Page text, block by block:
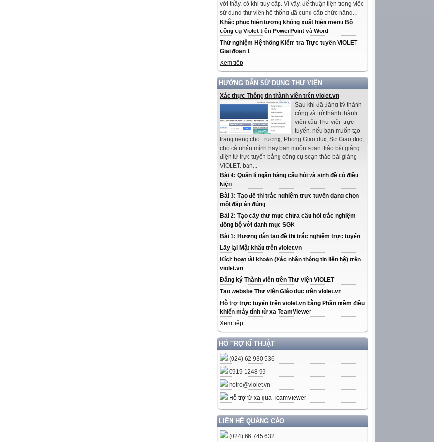
với thầy, cô khi truy cập. Vì vậy, để thuận tiện trong việc
sử dụng thư viện hệ thống đã cung cấp chức năng...
Khắc phục hiện tượng không xuất hiện menu Bộ
công cụ Violet trên PowerPoint và Word
Thử nghiệm Hệ thống Kiểm tra Trực tuyến ViOLET
Giai đoạn 1
Xem tiếp
HƯỚNG DẪN SỬ DỤNG THƯ VIỆN
Xác thực Thông tin thành viên trên violet.vn
Sau khi đã đăng ký thành
công và trở thành thành
viên của Thư viện trực
tuyến, nếu bạn muốn tạo
trang riêng cho Trường, Phòng Giáo dục, Sở Giáo dục,
cho cá nhân mình hay bạn muốn soạn thảo bài giảng
điện tử trực tuyến bằng công cụ soạn thảo bài giảng
ViOLET, bạn...
Bài 4: Quản lí ngân hàng câu hỏi và sinh đề có điều
kiện
Bài 3: Tạo đề thi trắc nghiệm trực tuyến dạng chọn
một đáp án đúng
Bài 2: Tạo cây thư mục chứa câu hỏi trắc nghiệm
đồng bộ với danh mục SGK
Bài 1: Hướng dẫn tạo đề thi trắc nghiệm trực tuyến
Lấy lại Mật khẩu trên violet.vn
Kích hoạt tài khoản (Xác nhận thông tin liên hệ) trên
violet.vn
Đăng ký Thành viên trên Thư viện ViOLET
Tạo website Thư viện Giáo dục trên violet.vn
Hỗ trợ trực tuyến trên violet.vn bằng Phần mềm điều
khiển máy tính từ xa TeamViewer
Xem tiếp
HỖ TRỢ KĨ THUẬT
(024) 62 930 536
0919 1248 99
hotro@violet.vn
Hỗ trợ từ xa qua TeamViewer
LIÊN HỆ QUẢNG CÁO
(024) 66 745 632